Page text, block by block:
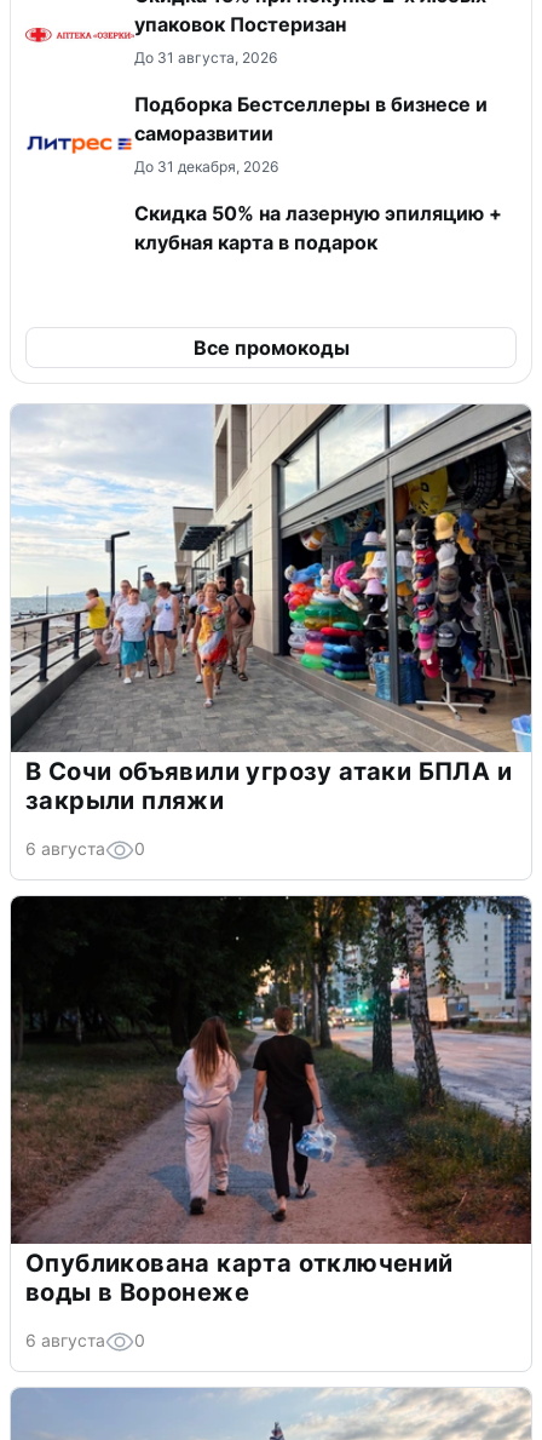
упаковок Постеризан
До 31 августа, 2026
Подборка Бестселлеры в бизнесе и
саморазвитии
До 31 декабря, 2026
Скидка 50% на лазерную эпиляцию +
клубная карта в подарок
Все промокоды
В Сочи объявили угрозу атаки БПЛА и
закрыли пляжи
6 августа 0
Опубликована карта отключений
воды в Воронеже
6 августа 0